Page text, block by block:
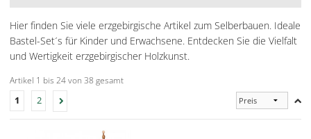
Hier finden Sie viele erzgebirgische Artikel zum Selberbauen. Ideale
Bastel-Set´s für Kinder und Erwachsene. Entdecken Sie die Vielfalt
und Wertigkeit erzgebirgischer Holzkunst.
Artikel 1 bis 24 von 38 gesamt
1
2